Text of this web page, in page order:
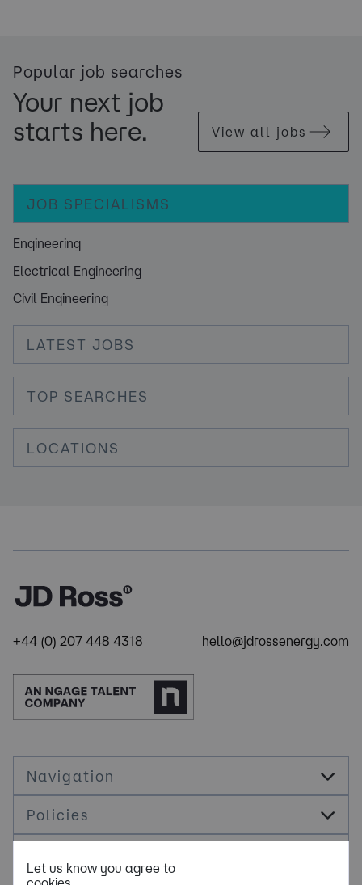
Popular job searches
Your next job
starts here.
View all jobs
JOB SPECIALISMS
Engineering
Electrical Engineering
Civil Engineering
LATEST JOBS
TOP SEARCHES
LOCATIONS
+44 (0) 207 448 4318 hello@jdrossenergy.com
Navigation
Policies
Let us know you agree to